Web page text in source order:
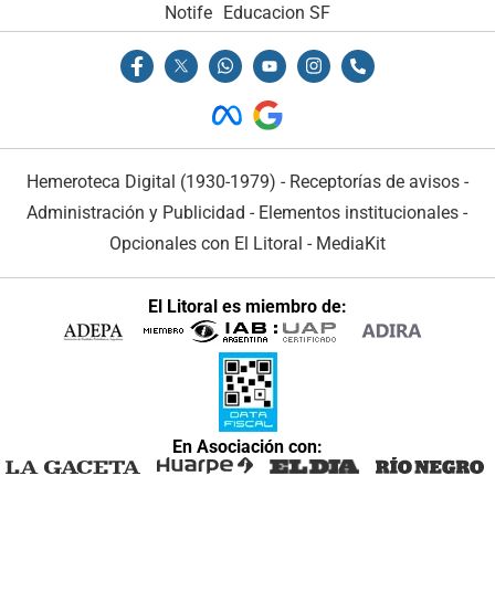
Notife Educacion SF
Hemeroteca Digital (1930-1979) - Receptorías de avisos -
Administración y Publicidad - Elementos institucionales -
Opcionales con El Litoral - MediaKit
El Litoral es miembro de:
En Asociación con: